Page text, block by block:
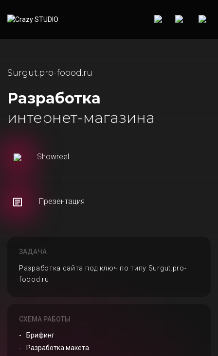
Surgut.pro-foood.ru
Разработка
интернет-магазина
Showreel
Презентация
ЗАДАЧА
Разработка сайта под ключ по типу Surgut.pro-
foood.ru
СХЕМА РАБОТЫ
Брифинг
Разработка макета